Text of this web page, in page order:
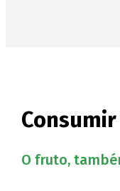
O fruto,